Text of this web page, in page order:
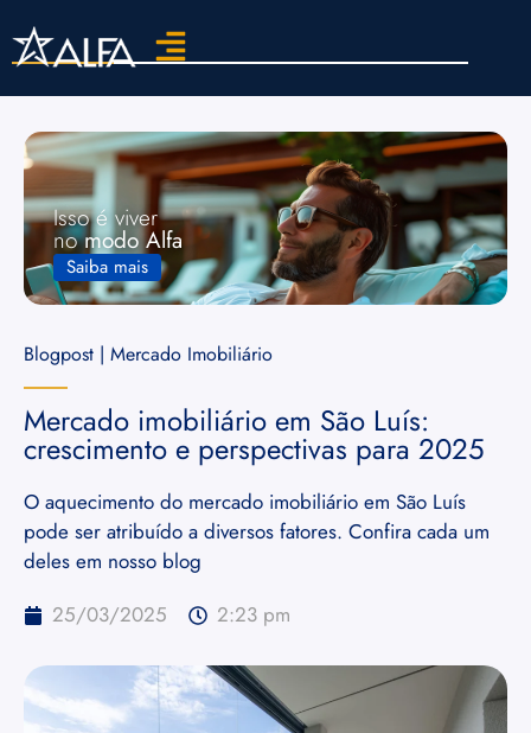
Isso é viver
nomodo Alfa
Saiba mais
Blogpost | Mercado Imobiliário
Mercado imobiliário em São Luís:
crescimento e perspectivas para 2025
O aquecimento do mercado imobiliário em São Luís
pode ser atribuído a diversos fatores. Confira cada um
deles em nosso blog
25/03/2025
2:23 pm